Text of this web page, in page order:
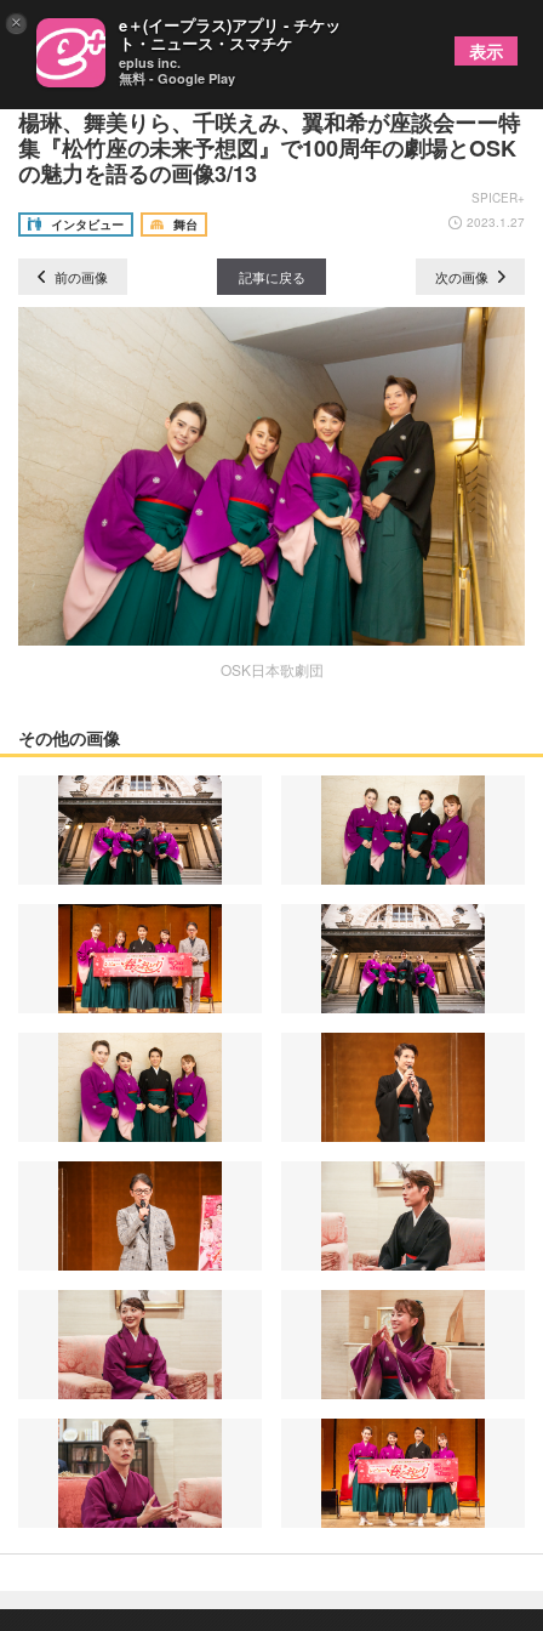
「大阪松竹座で人生が変わった」OSK日本歌劇団の
楊琳、舞美りら、千咲えみ、翼和希が座談会ーー特
集『松竹座の未来予想図』で100周年の劇場とOSK
の魅力を語るの画像3/13
SPICER+
インタビュー
舞台 2023.1.27
前の画像 記事に戻る 次の画像
OSK日本歌劇団
その他の画像
× e＋(イープラス)アプリ - チケッ
ト・ニュース・スマチケ
eplus inc.
無料 - Google Play
表示